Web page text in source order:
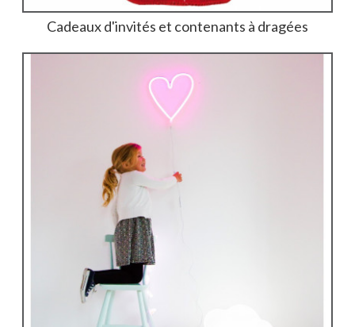
Cadeaux d'invités et contenants à dragées